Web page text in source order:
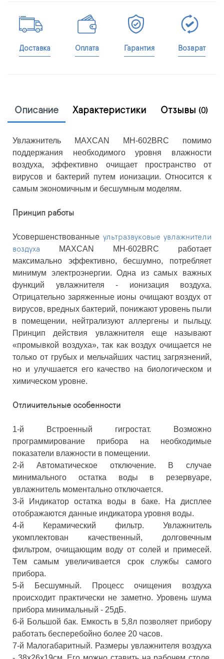
Доставка Оплата Гарантия Возврат
Описание Характеристики Отзывы (0)
Увлажнитель MAXCAN MH-602BRC помимо
поддержания необходимого уровня влажности
воздуха, эффективно очищает пространство от
вирусов и бактерий путем ионизации. Относится к
самым экономичным и бесшумным моделям.
Принцип работы
Усовершенствованные ультразвуковые увлажнители
воздуха MAXCAN MH-602BRC работает
максимально эффективно, бесшумно, потребляет
минимум электроэнергии. Одна из самых важных
функций увлажнителя - ионизация воздуха.
Отрицательно заряженные ионы очищают воздух от
вирусов, вредных бактерий, понижают уровень пыли
в помещении, нейтрализуют аллергены и пыльцу.
Принцип действия увлажнителя еще называют
«промывкой воздуха», так как воздух очищается не
только от грубых и мельчайших частиц загрязнений,
но и улучшается его качество на биологическом и
химическом уровне.
Отличительные особенности
1-й Встроенный гигростат. Возможно
программирование прибора на необходимые
показатели влажности в помещении.
2-й Автоматическое отключение. В случае
минимального остатка воды в резервуаре,
увлажнитель моментально отключается.
3-й Индикатор остатка воды в баке. На дисплее
отображаются данные индикатора уровня воды.
4-й Керамический фильтр. Увлажнитель
укомплектован качественный, долговечным
фильтром, очищающим воду от солей и примесей.
Тем самым увеличивается срок службы самого
прибора.
5-й Бесшумный. Процесс очищения воздуха
происходит практически не заметно. Уровень шума
прибора минимальный - 25дБ.
6-й Большой бак. Емкость в 5,8л позволяет прибору
работать бесперебойно более 20 часов.
7-й Малогабаритный. Размеры увлажнителя воздуха